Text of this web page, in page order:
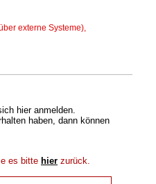
externe Systeme),
hier anmelden.
haben, dann können
es bitte hier zurück.